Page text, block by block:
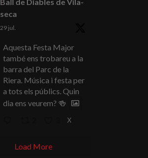
seca
29 jul.
Aquesta Festa Major
també ens trobareu a la
barra del Parc de la
Riera. Música i festa per
a tots els públics. Quin
dia ens veurem? 🍻
X
Load More